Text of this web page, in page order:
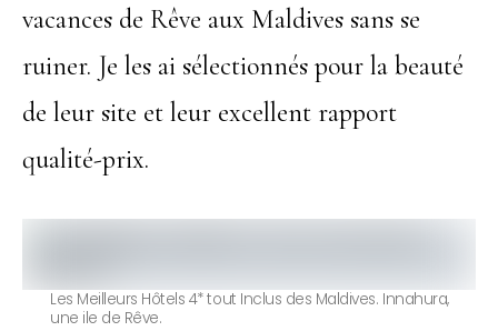
vacances de Rêve aux Maldives sans se
ruiner. Je les ai sélectionnés pour la beauté
de leur site et leur excellent rapport
qualité-prix.
Les Meilleurs Hôtels 4* tout Inclus des Maldives. Innahura,
une ile de Rêve.